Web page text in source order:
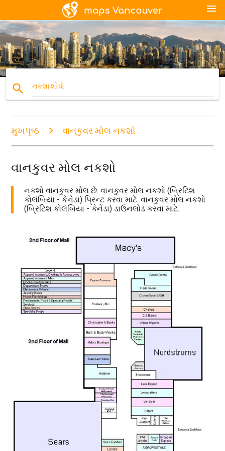
menu
search નકશા શોધો
મુખપૃષ્ઠ વાનકુવર મોલ નકશો
વાનકુવર મોલ નકશો
નકશો વાનકુવર મોલ છે. વાનકુવર મોલ નકશો (બ્રિટિશ
કોલંબિયા - કેનેડા) પ્રિન્ટ કરવા માટે. વાનકુવર મોલ નકશો
(બ્રિટિશ કોલંબિયા - કેનેડા) ડાઉનલોડ કરવા માટે.